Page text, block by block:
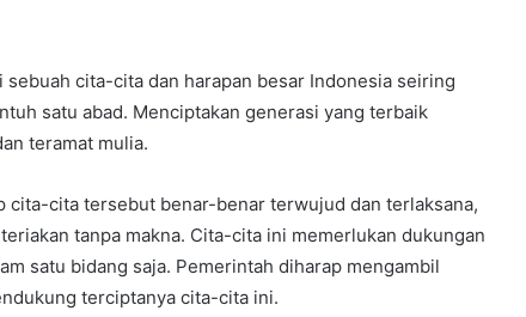
cita-cita dan harapan besar Indonesia seiring
satu abad. Menciptakan generasi yang terbaik
teramat mulia.
cita-cita tersebut benar-benar terwujud dan terlaksana,
tanpa makna. Cita-cita ini memerlukan dukungan
satu bidang saja. Pemerintah diharap mengambil
terciptanya cita-cita ini.